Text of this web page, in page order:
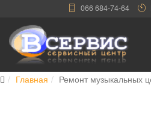
066 684-74-64
Главная Ремонт музыкальных